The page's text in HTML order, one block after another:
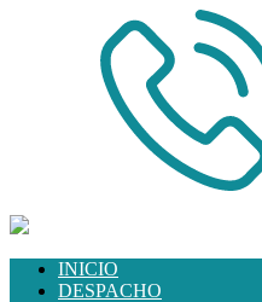
INICIO
DESPACHO